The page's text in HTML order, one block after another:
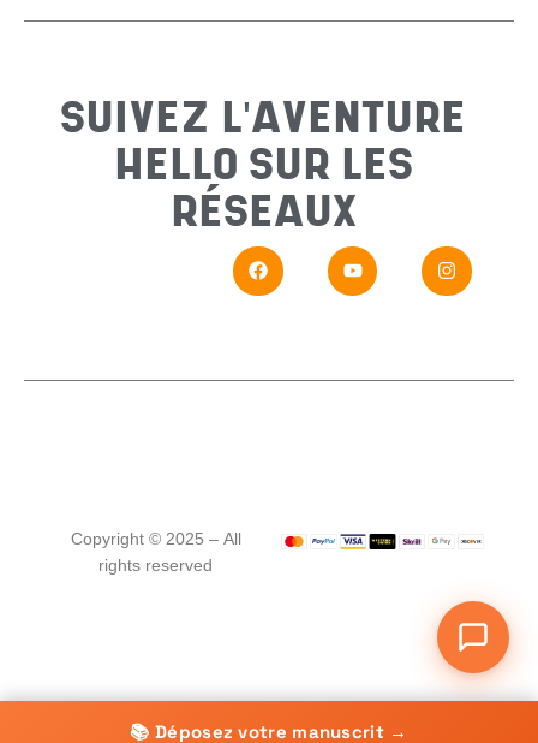
SUIVEZ L'AVENTURE
HELLO SUR LES
RÉSEAUX
Copyright © 2025 – All
rights reserved
📚 Déposez votre manuscrit →